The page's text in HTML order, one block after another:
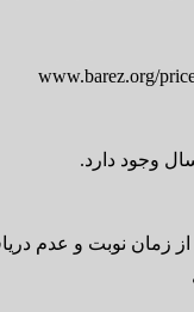
زمان نوبت و عدم